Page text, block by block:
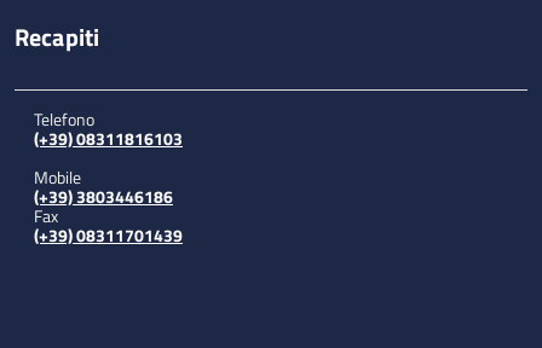
Recapiti
Telefono
(+39) 08311816103
Mobile
(+39) 3803446186
Fax
(+39) 08311701439